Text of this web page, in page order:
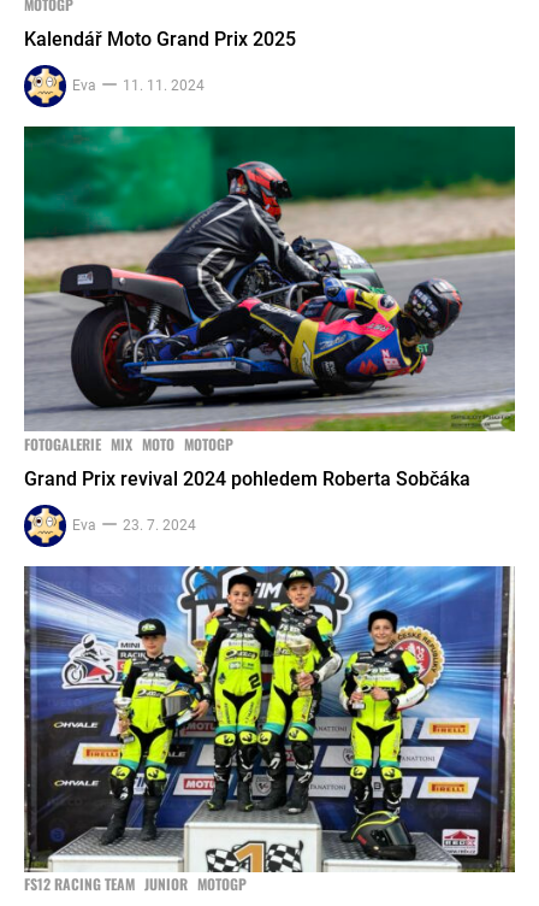
Kalendář Moto Grand Prix 2025
Eva 11. 11. 2024
FOTOGALERIE MIX MOTO MOTOGP
Grand Prix revival 2024 pohledem Roberta Sobčáka
Eva 23. 7. 2024
FS12 RACING TEAM JUNIOR MOTOGP